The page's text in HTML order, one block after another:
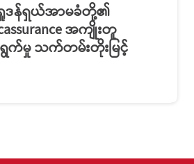
ဒန်ရှယ်အာမခံတို့၏
အကျိုးတူ
ရွက်မှု သက်တမ်းတိုးမြင့်